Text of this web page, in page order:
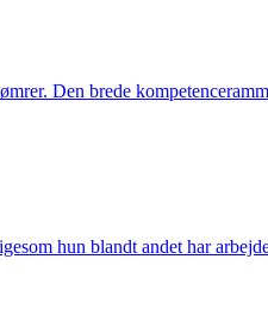
Den brede
hun blandt andet har